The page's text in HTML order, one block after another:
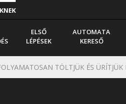
AUTOMATA
KERESŐ
ELSŐ
LÉPÉSEK
TÖLTJÜK ÉS